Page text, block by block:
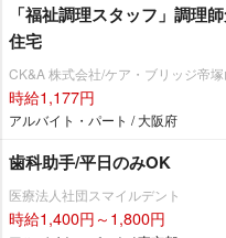
「福祉調理スタッフ」調理
住宅
CK&A 株式会社/ケア・ブリッジ帝
時給1,177円
アルバイト・パート / 大阪府
歯科助手/平日のみOK
医療法人社団スマイルデント
時給1,400円～1,800円